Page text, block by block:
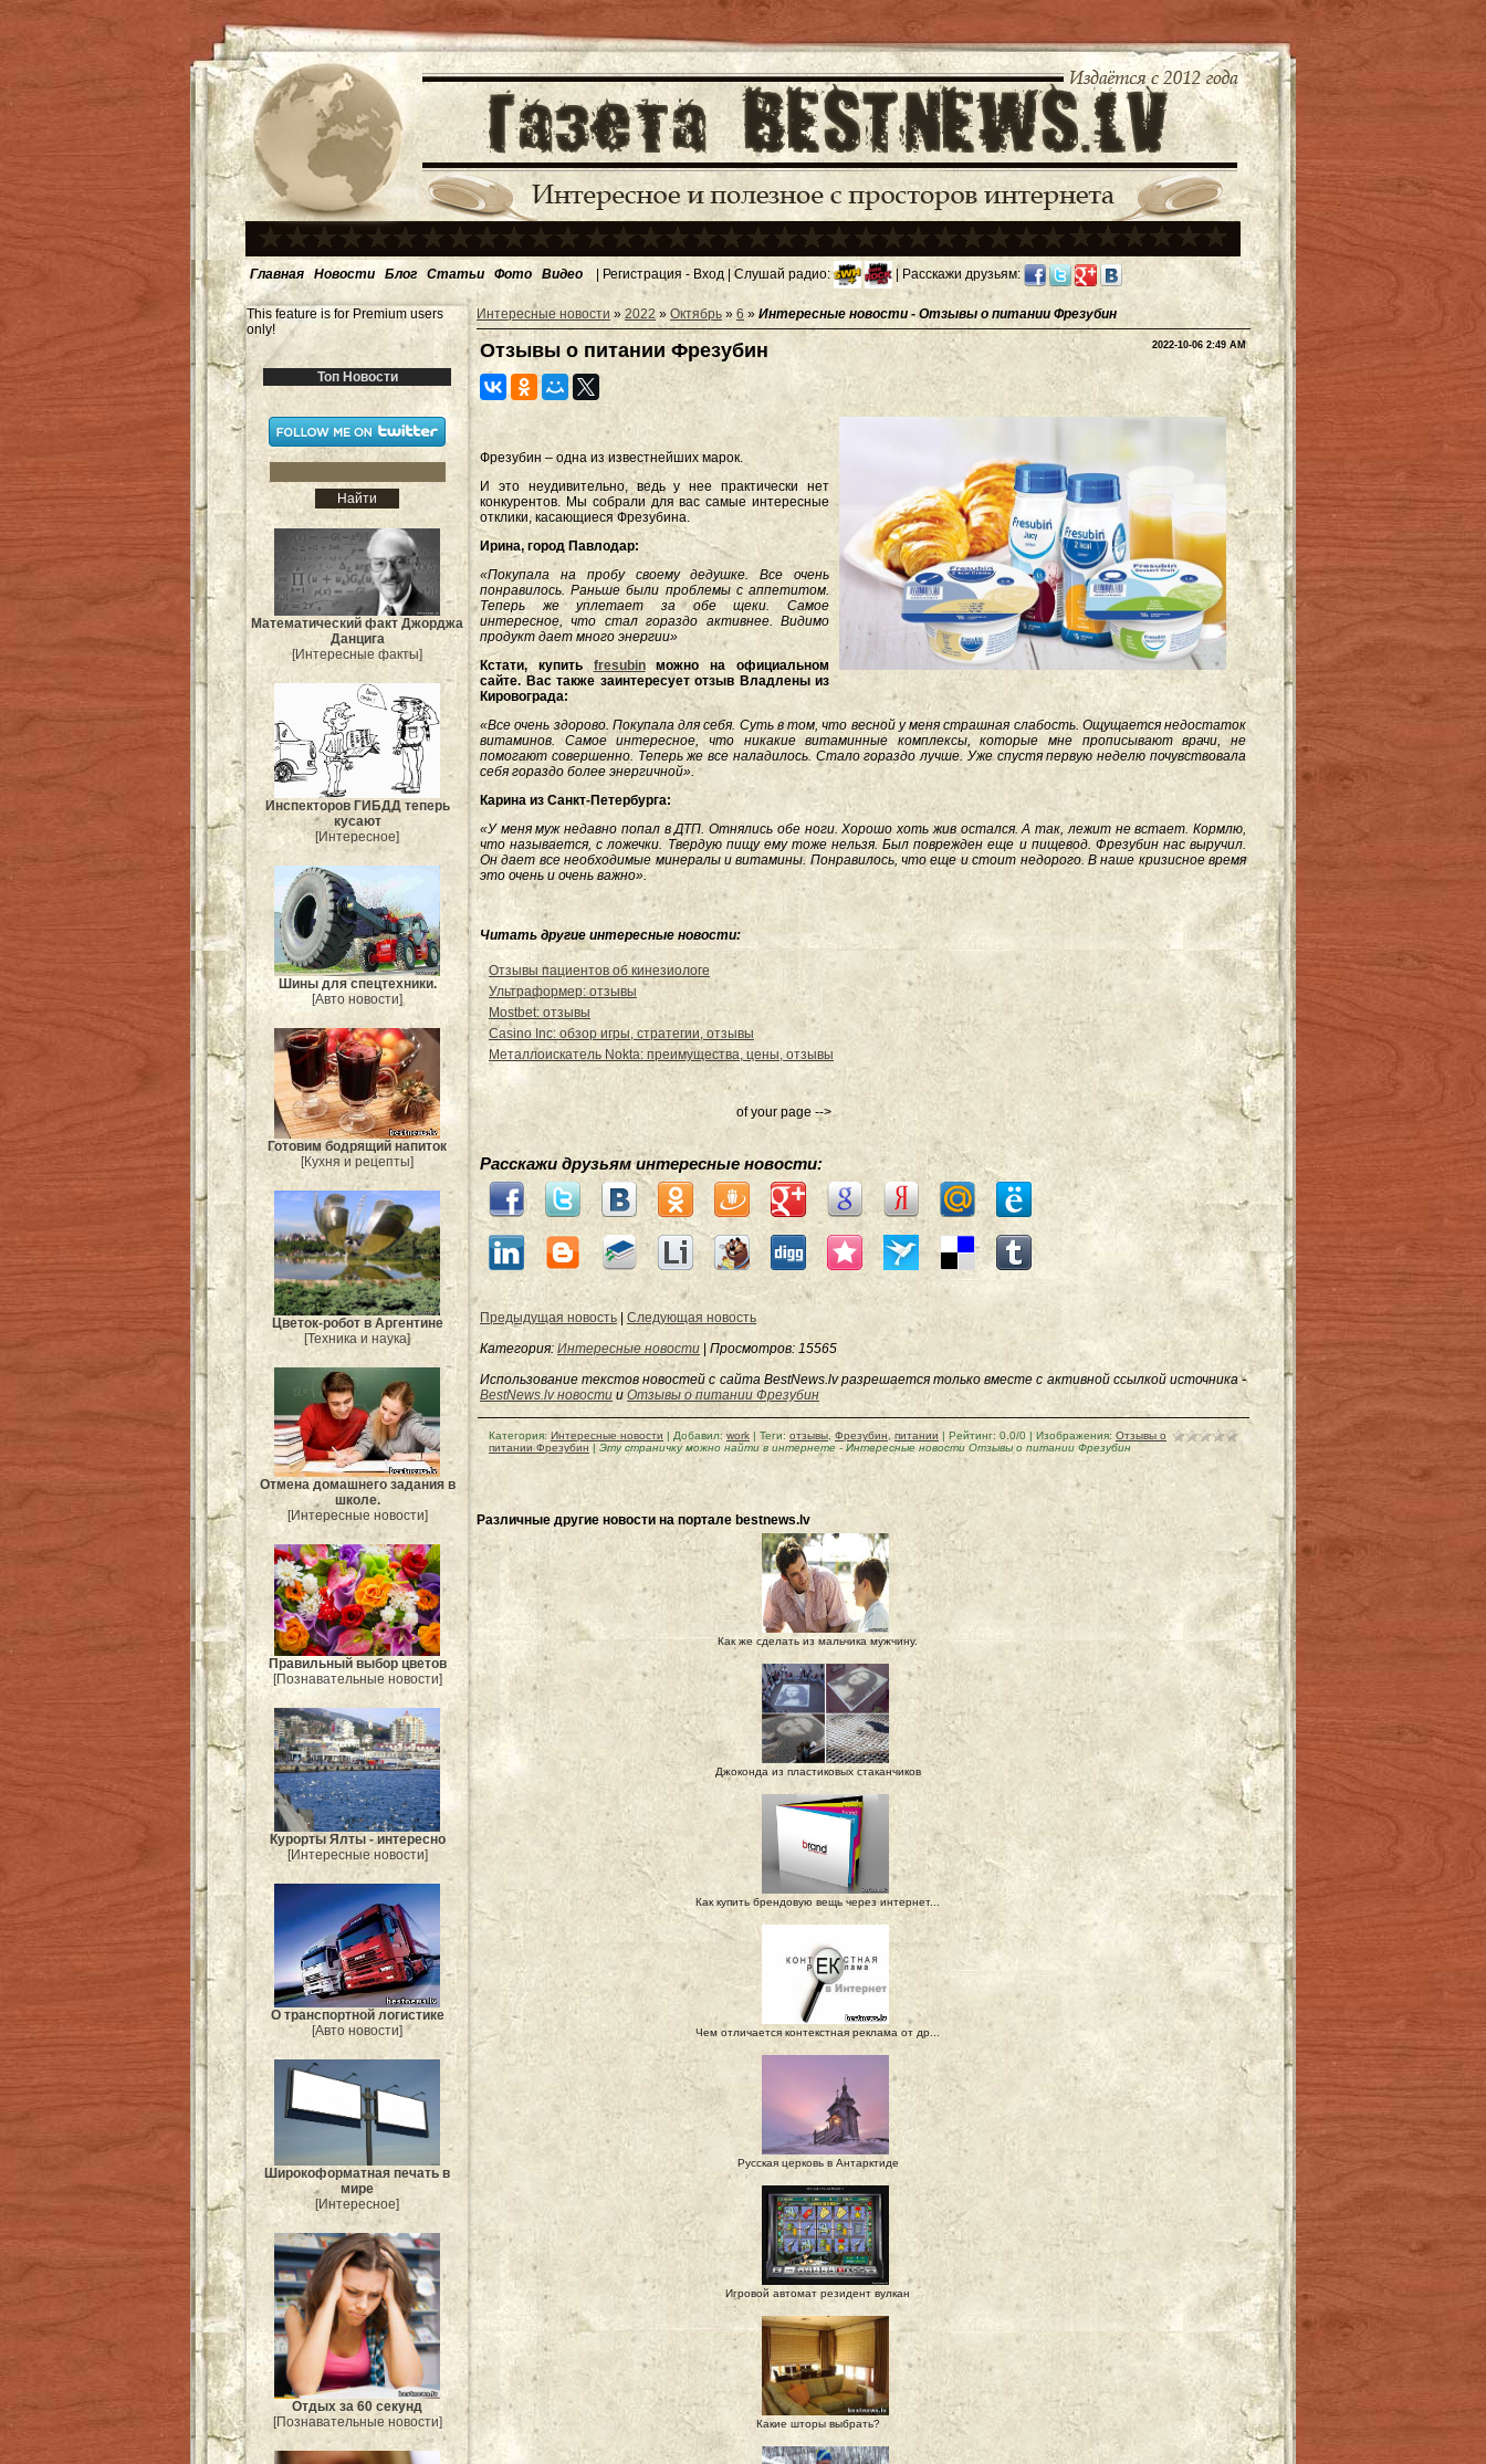
Главная Новости Блог Статьи Фото Видео | Регистрация - Вход | Слушай радио: | Расскажи друзьям:
This feature is for Premium users
only!
Топ Новости
Mатематический факт Джорджа
Данцига
[Интересные факты]
Инспекторов ГИБДД теперь
кусают
[Интересное]
Шины для спецтехники.
[Авто новости]
Готовим бодрящий напиток
[Кухня и рецепты]
Цветок-робот в Аргентине
[Техника и наука]
Отмена домашнего задания в
школе.
[Интересные новости]
Правильный выбор цветов
[Познавательные новости]
Курорты Ялты - интересно
[Интересные новости]
О транспортной логистике
[Авто новости]
Широкоформатная печать в
мире
[Интересное]
Отдых за 60 секунд
[Познавательные новости]
Интересные новости » 2022 » Октябрь » 6 » Интересные новости - Отзывы о питании Фрезубин
2022-10-06 2:49 AM
Отзывы о питании Фрезубин
Фрезубин – одна из известнейших марок.
И это неудивительно, ведь у нее практически нет
конкурентов. Мы собрали для вас самые интересные
отклики, касающиеся Фрезубина.
Ирина, город Павлодар:
«Покупала на пробу своему дедушке. Все очень
понравилось. Раньше были проблемы с аппетитом.
Теперь же уплетает за обе щеки. Самое
интересное, что стал гораздо активнее. Видимо
продукт дает много энергии»
Кстати, купить fresubinможно на официальном
сайте. Вас также заинтересует отзыв Владлены из
Кировограда:
«Все очень здорово. Покупала для себя. Суть в том, что весной у меня страшная слабость. Ощущается недостаток
витаминов. Самое интересное, что никакие витаминные комплексы, которые мне прописывают врачи, не
помогают совершенно. Теперь же все наладилось. Стало гораздо лучше. Уже спустя первую неделю почувствовала
себя гораздо более энергичной».
Карина из Санкт-Петербурга:
«У меня муж недавно попал в ДТП. Отнялись обе ноги. Хорошо хоть жив остался. А так, лежит не встает. Кормлю,
что называется, с ложечки. Твердую пищу ему тоже нельзя. Был поврежден еще и пищевод. Фрезубин нас выручил.
Он дает все необходимые минералы и витамины. Понравилось, что еще и стоит недорого. В наше кризисное время
это очень и очень важно».
Читать другие интересные новости:
Отзывы пациентов об кинезиологе
Ультраформер: отзывы
Mostbet: отзывы
Casino Inc: обзор игры, стратегии, отзывы
Металлоискатель Nokta: преимущества, цены, отзывы
of your page -->
Расскажи друзьям интересные новости:
Предыдущая новость
Следующая новость
Категория: Интересные новости Просмотров: 15565
Использование текстов новостей с сайта BestNews.lv разрешается только вместе с активной ссылкой источника -
BestNews.lv новости и Отзывы о питании Фрезубин
Категория: Интересные новости | Добавил: work | Теги: отзывы Фрезубин питании | Рейтинг: 0.0/0 | Изображения: Отзывы о
питании Фрезубин | Эту страничку можно найти в интернете - Интересные новости Отзывы о питании Фрезубин
Различные другие новости на портале bestnews.lv
Как же сделать из мальчика мужчину.
Джоконда из пластиковых стаканчиков
Как купить брендовую вещь через интернет...
Чем отличается контекстная реклама от др...
Русская церковь в Антарктиде
Игровой автомат резидент вулкан
Какие шторы выбрать?